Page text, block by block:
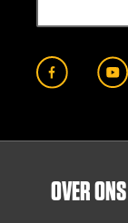
OVER ONS